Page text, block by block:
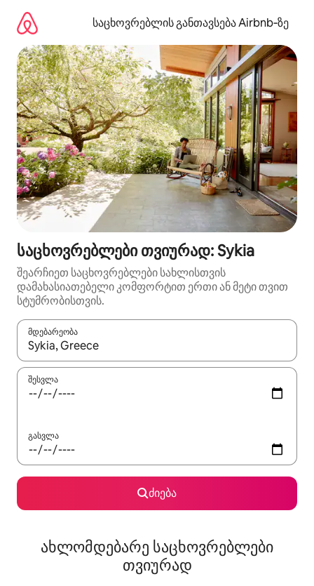
გადასვლა
საცხოვრებლის განთავსება Airbnb‑ზე
საცხოვრებლები თვიურად: Sykia
შეარჩიეთ საცხოვრებლები სახლისთვის
დამახასიათებელი კომფორტით ერთი ან მეტი თვით
სტუმრობისთვის.
მდებარეობა
როცა შედეგები ხელმისაწვდომი გახდება, ნავიგაციისთვის
შესვლა
გასვლა
ძიება
ახლომდებარე საცხოვრებლები
თვიურად